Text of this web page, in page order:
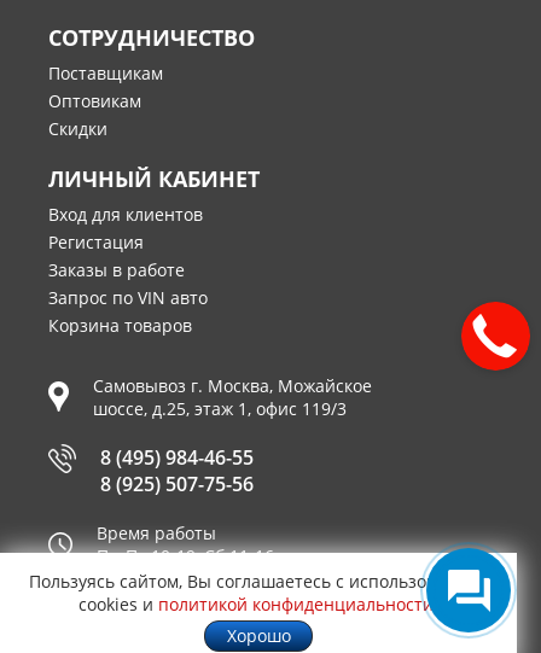
СОТРУДНИЧЕСТВО
Поставщикам
Оптовикам
Скидки
ЛИЧНЫЙ КАБИНЕТ
Вход для клиентов
Регистация
Заказы в работе
Запрос по VIN авто
Корзина товаров
Самовывоз г. Москва, Можайское
шоссе, д.25, этаж 1, офис 119/3
8 (495) 984-46-55
8 (925) 507-75-56
Время работы
Пн-Пт 10-19, Сб 11-16
Принимаем к оплате
Пользуясь сайтом, Вы соглашаетесь с использованием
cookies и политикой конфиденциальности
Хорошо